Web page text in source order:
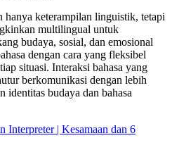
hanya keterampilan linguistik, tetapi
multilingual untuk
budaya, sosial, dan emosional
dengan cara yang fleksibel
situasi. Interaksi bahasa yang
berkomunikasi dengan lebih
identitas budaya dan bahasa
Interpreter | Kesamaan dan 6